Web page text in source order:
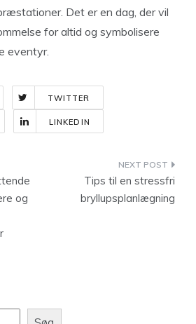
Det er en dag, der vil
for altid og symbolisere
eventyr.
TWITTER
LINKEDIN
og
Tips til en stressfri
bryllupsplanlægning